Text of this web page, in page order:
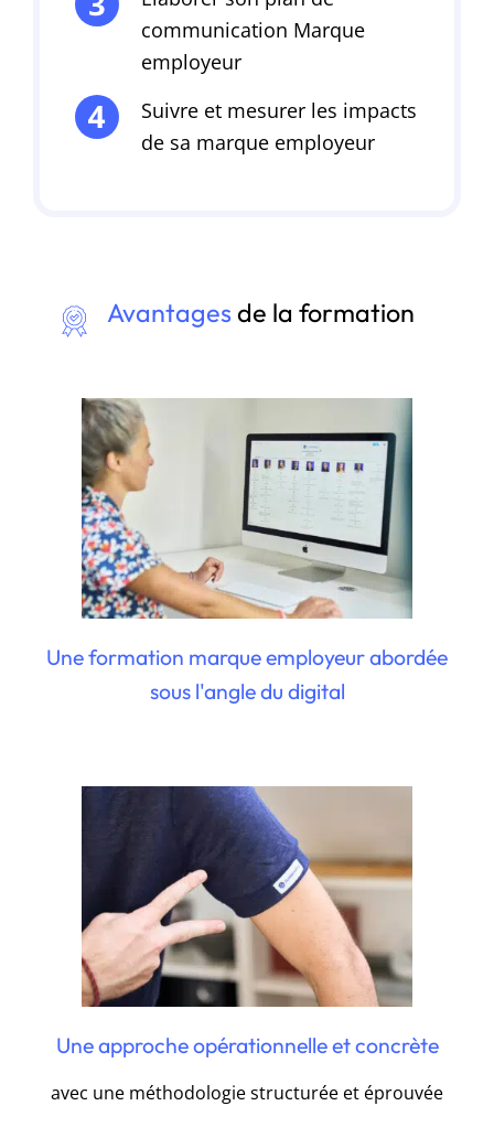
communication Marque
employeur
Suivre et mesurer les impacts
de sa marque employeur
Avantages de la formation
Une formation marque employeur abordée
sous l'angle du digital
Une approche opérationnelle et concrète
avec une méthodologie structurée et éprouvée